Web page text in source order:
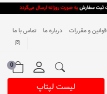
قوانین و مقررات درباره ما تماس با ما
0
لیست لپتاپ